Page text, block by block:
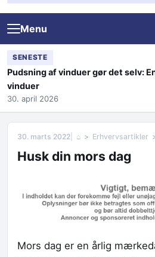
Menu
SENESTE
Pudsning af vinduer gør det selv:
vinduer
30. april 2026
30. marts 2022 ⌂ Erhvervsartikler
Husk din mors dag
Mors dag er en årlig